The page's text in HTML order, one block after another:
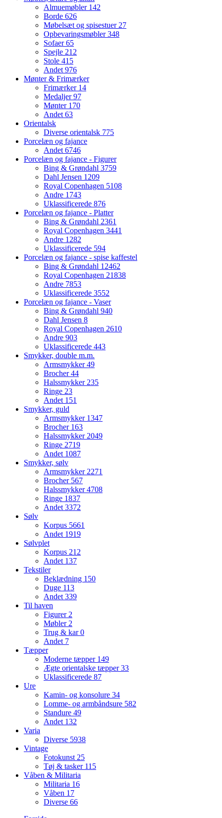
Almuemøbler 142
Borde 626
Møbelsæt og spisestuer27
Opbevaringsmøbler348
Sofaer65
Spejle 212
Stole 415
Andet976
Mønter & Frimærker
Frimærker 14
Medaljer97
Mønter 170
Andet63
Orientalsk
Diverse orientalsk 775
Porcelæn og fajance
Andet6746
Porcelæn og fajance - Figurer
Bing & Grøndahl 3759
Dahl Jensen 1209
Royal Copenhagen 5108
Andre 1743
Uklassificerede 876
Porcelæn og fajance - Platter
Bing & Grøndahl 2361
Royal Copenhagen 3441
Andre 1282
Uklassificerede 594
Porcelæn og fajance - spise kaffestel
Bing & Grøndahl 12462
Royal Copenhagen 21838
Andre 7853
Uklassificerede 3552
Porcelæn og fajance - Vaser
Bing & Grøndahl 940
Dahl Jensen 8
Royal Copenhagen 2610
Andre 903
Uklassificerede 443
Smykker, double m.m.
Armsmykker49
Brocher44
Halssmykker235
Ringe 23
Andet 151
Smykker, guld
Armsmykker 1347
Brocher 163
Halssmykker2049
Ringe 2719
Andet 1087
Smykker, sølv
Armsmykker2271
Brocher 567
Halssmykker4708
Ringe 1837
Andet3372
Sølv
Korpus 5661
Andet 1919
Sølvplet
Korpus 212
Andet 137
Tekstiler
Beklædning 150
Duge 113
Andet339
Til haven
Figurer2
Møbler2
Trug & kar0
Andet 7
Tæpper
Moderne tæpper 149
Ægte orientalske tæpper33
Uklassificerede 87
Ure
Kamin- og konsolure 34
Lomme- og armbåndsure 582
Standure 49
Andet 132
Varia
Diverse 5938
Vintage
Fotokunst25
Tøj & tasker 115
Våben & Militaria
Militaria 16
Våben 17
Diverse 66